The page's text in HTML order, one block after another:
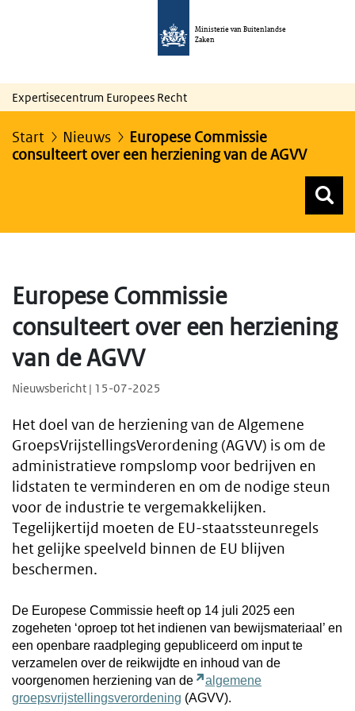
Ministerie van Buitenlandse
Zaken
Expertisecentrum Europees Recht
Start Nieuws
Europese Commissie
consulteert over een herziening van de AGVV
Europese Commissie
consulteert over een herziening
van de AGVV
Nieuwsbericht | 15-07-2025
Het doel van de herziening van de Algemene
GroepsVrijstellingsVerordening (AGVV) is om de
administratieve rompslomp voor bedrijven en
lidstaten te verminderen en om de nodige steun
voor de industrie te vergemakkelijken.
Tegelijkertijd moeten de EU-staatssteunregels
het gelijke speelveld binnen de EU blijven
beschermen.
De Europese Commissie heeft op 14 juli 2025 een
zogeheten ‘oproep tot het indienen van bewijsmateriaal’ en
een openbare raadpleging gepubliceerd om input te
verzamelen over de reikwijdte en inhoud van de
voorgenomen herziening van de
algemene
groepsvrijstellingsverordening (AGVV).